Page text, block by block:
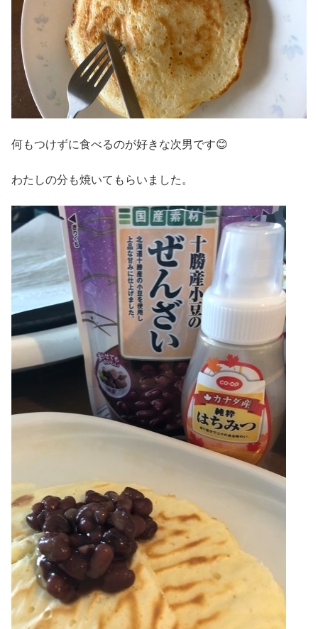
何もつけずに食べるのが好きな次男です😊
わたしの分も焼いてもらいました。